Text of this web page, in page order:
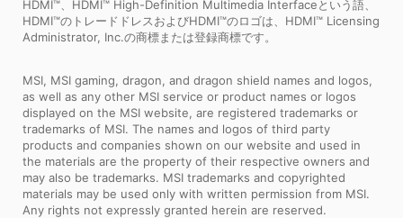
HDMI™、HDMI™ High-Definition Multimedia Interfaceという語、
HDMI™のトレードドレスおよびHDMI™のロゴは、HDMI™ Licensing
Administrator, Inc.の商標または登録商標です。
MSI, MSI gaming, dragon, and dragon shield names and logos,
as well as any other MSI service or product names or logos
displayed on the MSI website, are registered trademarks or
trademarks of MSI. The names and logos of third party
products and companies shown on our website and used in
the materials are the property of their respective owners and
may also be trademarks. MSI trademarks and copyrighted
materials may be used only with written permission from MSI.
Any rights not expressly granted herein are reserved.